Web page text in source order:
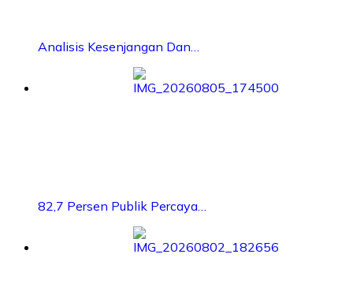
Analisis Kesenjangan Dan…
82,7 Persen Publik Percaya…